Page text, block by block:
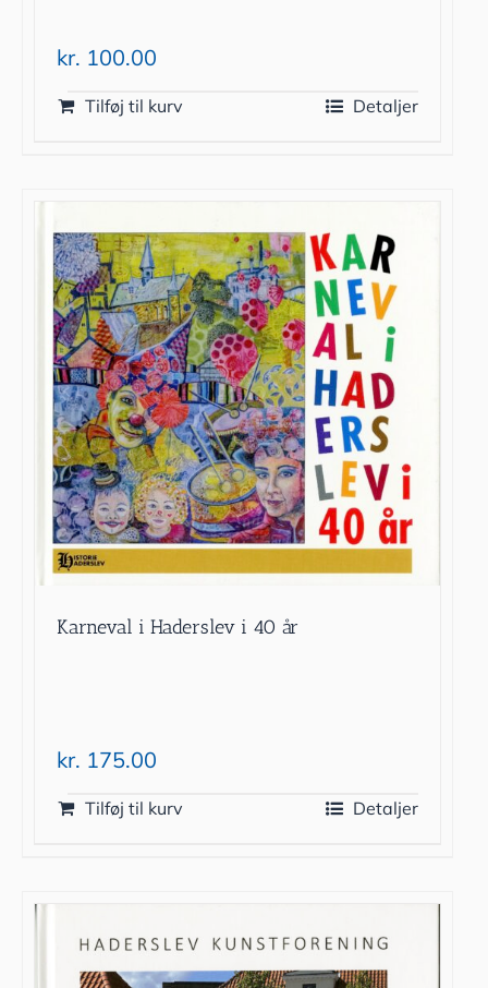
kr. 100.00
Tilføj til kurv Detaljer
Karneval i Haderslev i 40 år
kr. 175.00
Tilføj til kurv Detaljer